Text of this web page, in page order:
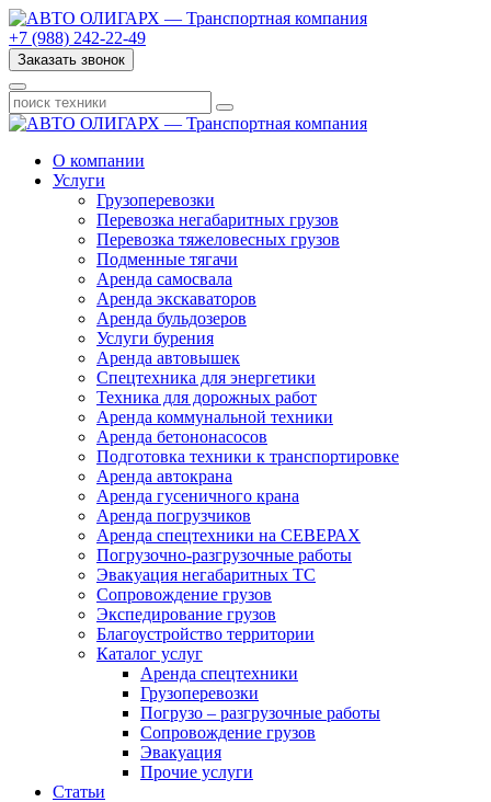
+7 (988) 242-22-49
Заказать звонок
О компании
Услуги
Грузоперевозки
Перевозка негабаритных грузов
Перевозка тяжеловесных грузов
Подменные тягачи
Аренда самосвала
Аренда экскаваторов
Аренда бульдозеров
Услуги бурения
Аренда автовышек
Спецтехника для энергетики
Техника для дорожных работ
Аренда коммунальной техники
Аренда бетононасосов
Подготовка техники к транспортировке
Аренда автокрана
Аренда гусеничного крана
Аренда погрузчиков
Аренда спецтехники на СЕВЕРАХ
Погрузочно-разгрузочные работы
Эвакуация негабаритных ТС
Сопровождение грузов
Экспедирование грузов
Благоустройство территории
Каталог услуг
Аренда спецтехники
Грузоперевозки
Погрузо – разгрузочные работы
Сопровождение грузов
Эвакуация
Прочие услуги
Статьи